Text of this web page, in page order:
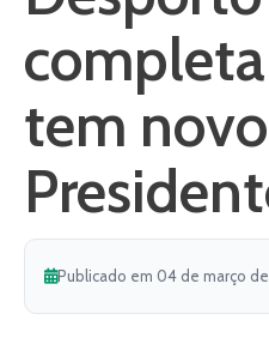
tem novo
Publicado em 04 de março